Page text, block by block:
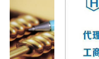
以专业咨询
服务赋能企
业稳健发展
一触即发，
力名单请收
藏